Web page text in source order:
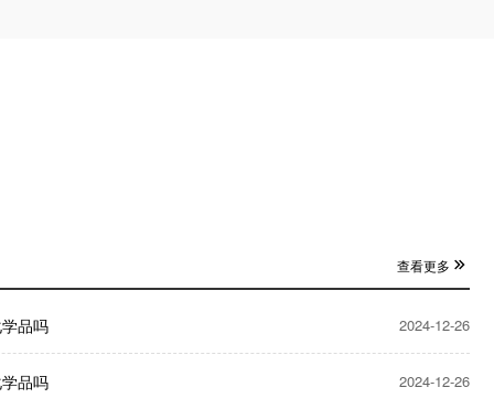
查看更多
品吗 2024-12-26
品吗 2024-12-26